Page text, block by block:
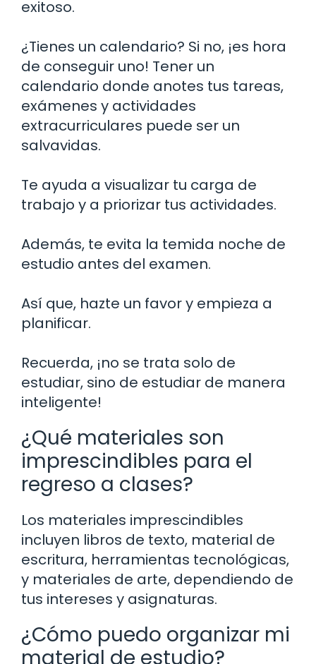
exitoso.
¿Tienes un calendario? Si no, ¡es hora
de conseguir uno! Tener un
calendario donde anotes tus tareas,
exámenes y actividades
extracurriculares puede ser un
salvavidas.
Te ayuda a visualizar tu carga de
trabajo y a priorizar tus actividades.
Además, te evita la temida noche de
estudio antes del examen.
Así que, hazte un favor y empieza a
planificar.
Recuerda, ¡no se trata solo de
estudiar, sino de estudiar de manera
inteligente!
¿Qué materiales son
imprescindibles para el
regreso a clases?
Los materiales imprescindibles
incluyen libros de texto, material de
escritura, herramientas tecnológicas,
y materiales de arte, dependiendo de
tus intereses y asignaturas.
¿Cómo puedo organizar mi
material de estudio?